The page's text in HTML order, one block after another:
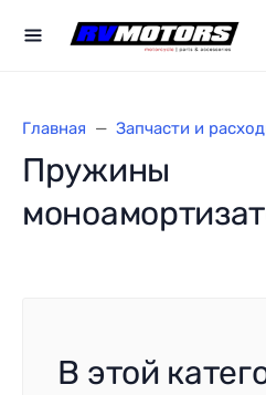
Главная Запчасти и
Пружины
В этой